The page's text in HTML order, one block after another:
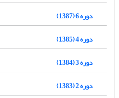
دوره 6 (1387)
دوره 4 (1385)
دوره 3 (1384)
دوره 2 (1383)